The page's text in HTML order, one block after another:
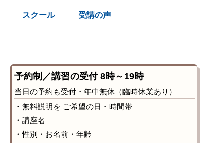
スクール 受講の声
予約制／講習の受付 8時～19時
当日の予約も受付・年中無休（臨時休業あり）
・無料説明を ご希望の日・時間帯
・講座名
・性別・お名前・年齢